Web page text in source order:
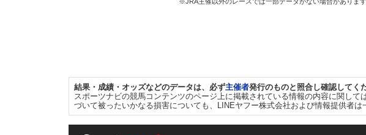
結果・成績・オッズなどのデータは、必ず主催者発行のものと照合し確認してく
スポーツナビの競馬コンテンツのページ上に掲載されている情報の内容に関し
づいて被ったいかなる損害についても、LINEヤフー株式会社および情報提供者は